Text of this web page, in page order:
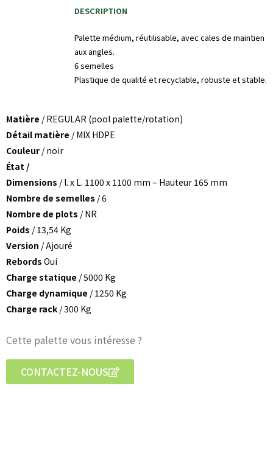
DESCRIPTION
Palette médium, réutilisable, avec cales de maintien
aux angles.
6 semelles
Plastique de qualité et recyclable, robuste et stable.
Matière / REGULAR (pool palette/rotation)
Détail matière / MIX HDPE
Couleur / noir
État /
Dimensions / l. x L. 1100 x 1100 mm – Hauteur 165 mm
Nombre de semelles / 6
Nombre de plots / NR
Poids / 13,54 Kg
Version / Ajouré
Rebords Oui
Charge statique / 5000 Kg
Charge dynamique / 1250 Kg
Charge rack/ 300 Kg
Cette palette vous intéresse ?
CONTACTEZ-NOUS